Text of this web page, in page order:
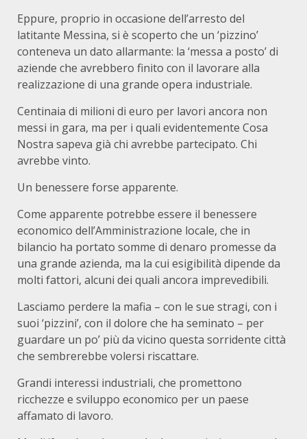
Eppure, proprio in occasione dell’arresto del
latitante Messina, si è scoperto che un ‘pizzino’
conteneva un dato allarmante: la ‘messa a posto’ di
aziende che avrebbero finito con il lavorare alla
realizzazione di una grande opera industriale.
Centinaia di milioni di euro per lavori ancora non
messi in gara, ma per i quali evidentemente Cosa
Nostra sapeva già chi avrebbe partecipato. Chi
avrebbe vinto.
Un benessere forse apparente.
Come apparente potrebbe essere il benessere
economico dell’Amministrazione locale, che in
bilancio ha portato somme di denaro promesse da
una grande azienda, ma la cui esigibilità dipende da
molti fattori, alcuni dei quali ancora imprevedibili.
Lasciamo perdere la mafia – con le sue stragi, con i
suoi ‘pizzini’, con il dolore che ha seminato – per
guardare un po’ più da vicino questa sorridente città
che sembrerebbe volersi riscattare.
Grandi interessi industriali, che promettono
ricchezze e sviluppo economico per un paese
affamato di lavoro.